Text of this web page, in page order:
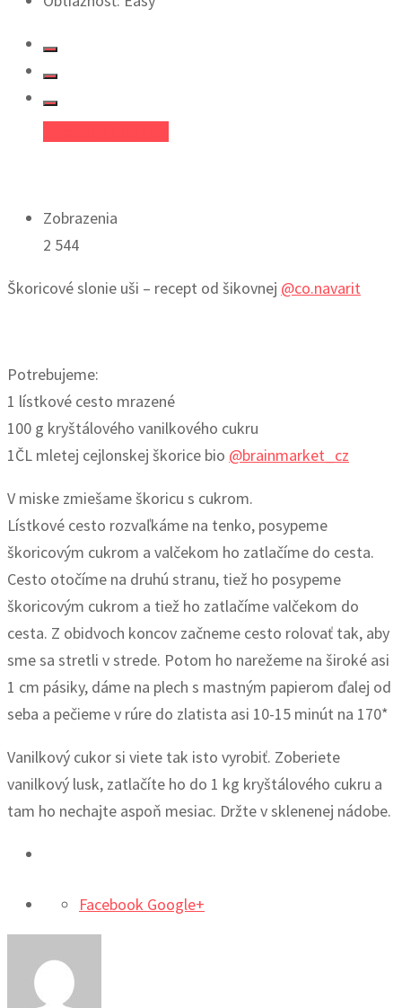
Zobrazenia
2 544
Škoricové slonie uši – recept od šikovnej @co.navarit
Potrebujeme:
1 lístkové cesto mrazené
100 g kryštálového vanilkového cukru
1ČL mletej cejlonskej škorice bio @brainmarket_cz
V miske zmiešame škoricu s cukrom.
Lístkové cesto rozvaľkáme na tenko, posypeme
škoricovým cukrom a valčekom ho zatlačíme do cesta.
Cesto otočíme na druhú stranu, tiež ho posypeme
škoricovým cukrom a tiež ho zatlačíme valčekom do
cesta. Z obidvoch koncov začneme cesto rolovať tak, aby
sme sa stretli v strede. Potom ho narežeme na široké asi
1 cm pásiky, dáme na plech s mastným papierom ďalej od
seba a pečieme v rúre do zlatista asi 10-15 minút na 170*
Vanilkový cukor si viete tak isto vyrobiť. Zoberiete
vanilkový lusk, zatlačíte ho do 1 kg kryštálového cukru a
tam ho nechajte aspoň mesiac. Držte v sklenenej nádobe.
Facebook Google+